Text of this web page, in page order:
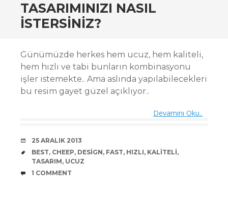
TASARIMINIZI NASIL
İSTERSINIZ?
Günümüzde herkes hem ucuz, hem kaliteli,
hem hızlı ve tabi bunların kombinasyonu
işler istemekte.. Ama aslında yapılabilecekleri
bu resim gayet güzel açıklıyor..
Devamını Oku..
DATE
25 ARALIK 2013
TAGS
BEST, CHEEP, DESIGN, FAST, HIZLI, KALITELI,
TASARIM, UCUZ
COMMENTS
1 COMMENT